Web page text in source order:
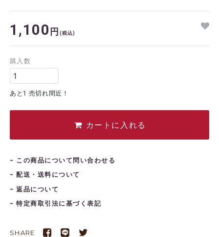
この商品について問い合わせる
配送・送料について
返品について
特定商取引法に基づく表記
SHARE
1,100 円 (税込)
購入数
あと1 売切れ間近！
カートに入れる